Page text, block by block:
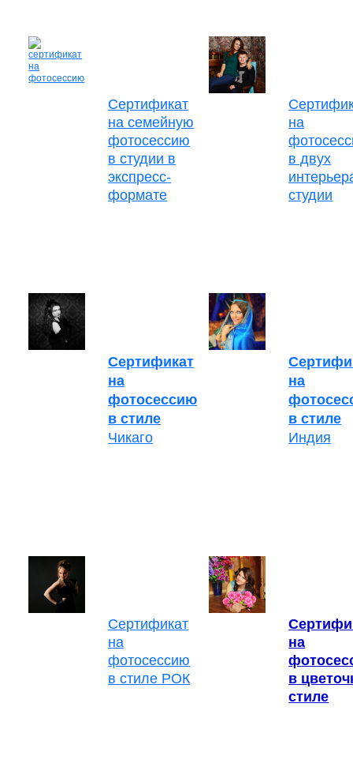
Сертификат
на семейную
фотосессию
в студии в
экспресс-
формате
на
в двух
студии
Сертификат
на
фотосессию
в стиле
Чикаго
на
в стиле
Индия
Сертификат
на
фотосессию
в стиле РОК
на
в
стиле